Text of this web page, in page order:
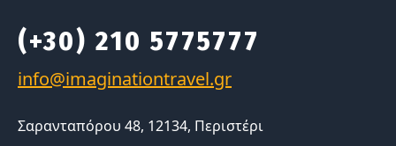
(+30) 210 5775777
Σαρανταπόρου 48, 12134, Περιστέρι